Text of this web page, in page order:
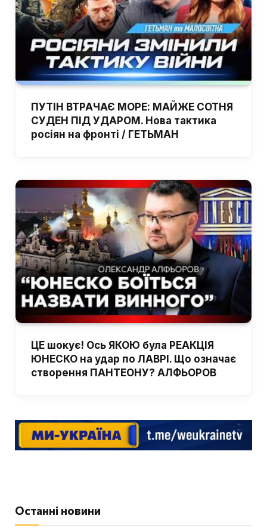
ПУТІН ВТРАЧАЄ МОРЕ: МАЙЖЕ СОТНЯ
СУДЕН ПІД УДАРОМ. Нова тактика
росіян на фронті / ГЕТЬМАН
ЦЕ шокує! Ось ЯКОЮ була РЕАКЦІЯ
ЮНЕСКО на удар по ЛАВРІ. Що означає
створення ПАНТЕОНУ? АЛФЬОРОВ
Останні новини